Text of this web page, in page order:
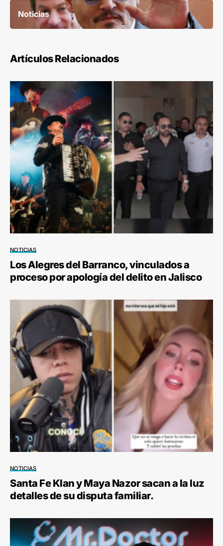
Noticias
Artículos Relacionados
NOTICIAS
Los Alegres del Barranco, vinculados a
proceso por apología del delito en Jalisco
NOTICIAS
Santa Fe Klan y Maya Nazor sacan a la luz
detalles de su disputa familiar.